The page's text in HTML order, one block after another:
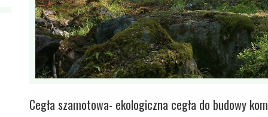
Cegła szamotowa- ekologiczna cegła do budowy